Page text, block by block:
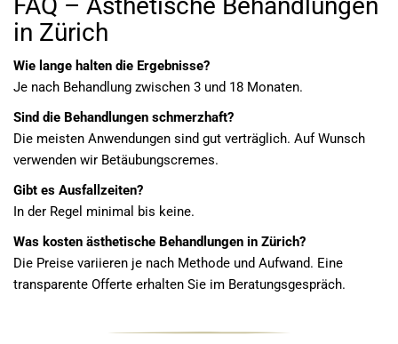
FAQ – Ästhetische Behandlungen
in Zürich
Wie lange halten die Ergebnisse?
Je nach Behandlung zwischen 3 und 18 Monaten.
Sind die Behandlungen schmerzhaft?
Die meisten Anwendungen sind gut verträglich. Auf Wunsch
verwenden wir Betäubungscremes.
Gibt es Ausfallzeiten?
In der Regel minimal bis keine.
Was kosten ästhetische Behandlungen in Zürich?
Die Preise variieren je nach Methode und Aufwand. Eine
transparente Offerte erhalten Sie im Beratungsgespräch.